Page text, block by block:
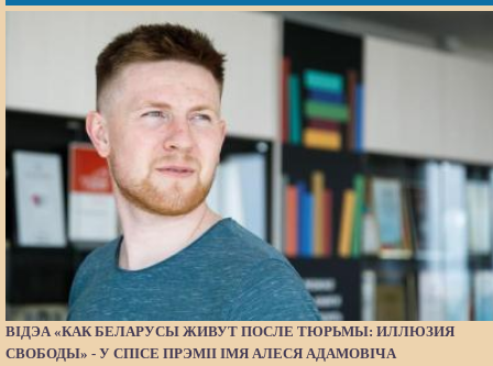
ВІДЭА «КАК БЕЛАРУСЫ ЖИВУТ ПОСЛЕ ТЮРЬМЫ: ИЛЛЮЗИЯ
СВОБОДЫ» - У СПІСЕ ПРЭМІІ ІМЯ АЛЕСЯ АДАМОВІЧА